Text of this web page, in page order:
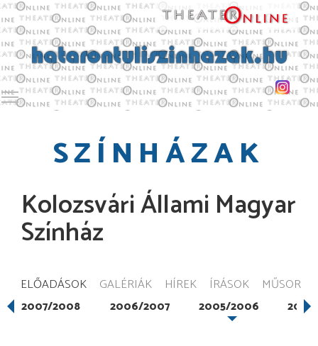
Toggle main menu visibility
SZÍNHÁZAK
Kolozsvári Állami Magyar
Színház
ELŐADÁSOK GALÉRIÁK HÍREK ÍRÁSOK MŰSOR
2007/2008 2006/2007 2005/2006